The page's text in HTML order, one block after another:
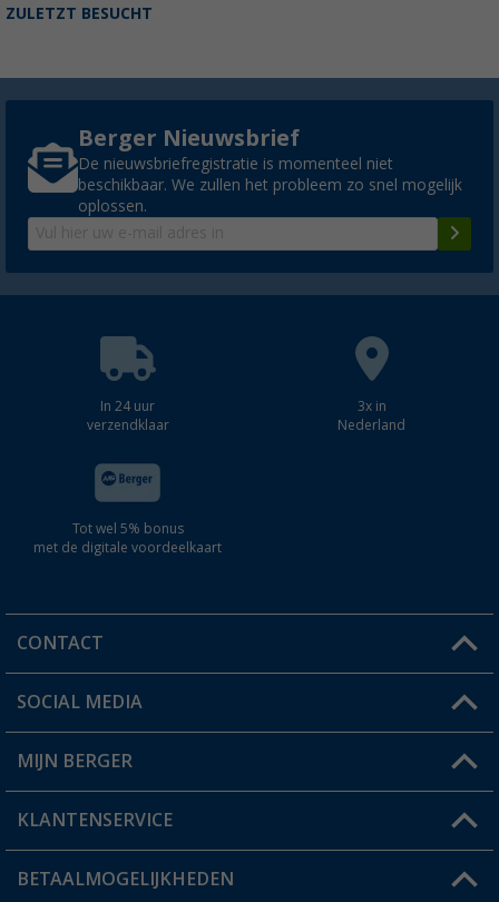
ZULETZT BESUCHT
Berger Nieuwsbrief
De nieuwsbriefregistratie is momenteel niet
beschikbaar. We zullen het probleem zo snel mogelijk
oplossen.
In 24 uur
verzendklaar
3x in
Nederland
Tot wel 5% bonus
met de digitale voordeelkaart
CONTACT
Een vraag?
Winkel vinden
SOCIAL MEDIA
MIJN BERGER
Mijn account
Status bestelling
KLANTENSERVICE
FAQ & Contact
BETAALMOGELIJKHEDEN